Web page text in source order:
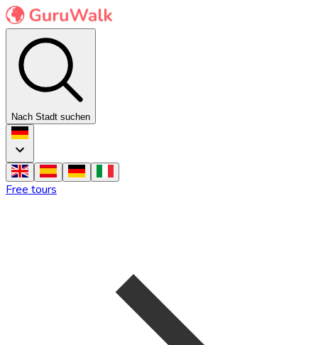
Nach Stadt suchen
Free tours